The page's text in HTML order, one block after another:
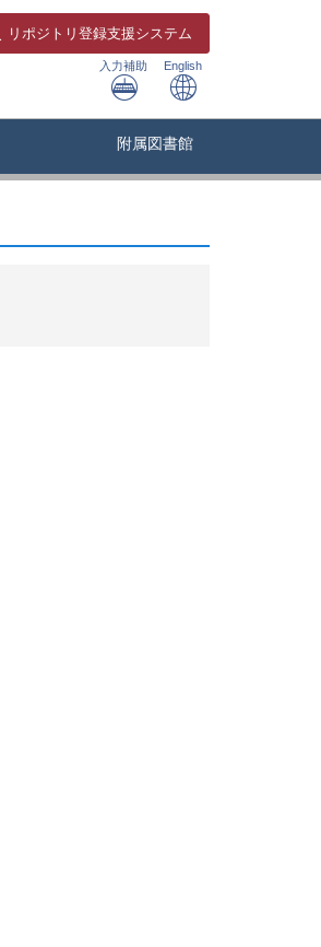
リポジトリ 登録支援システム
入力補助 English
附属図書館